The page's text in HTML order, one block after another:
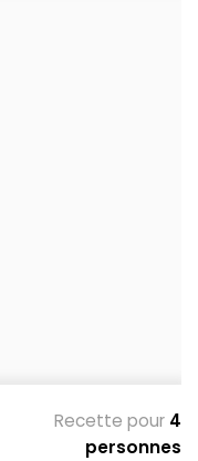
Recette pour 4
personnes